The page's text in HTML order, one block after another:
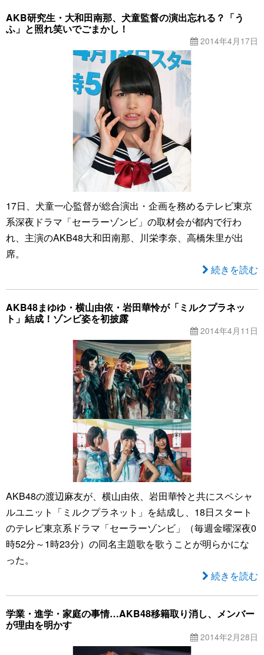
AKB研究生・大和田南那、犬童監督の演出忘れる？「う
ふ」と照れ笑いでごまかし！
2014年4月17日
17日、犬童一心監督が総合演出・企画を務めるテレビ東京
系深夜ドラマ「セーラーゾンビ」の取材会が都内で行わ
れ、主演のAKB48大和田南那、川栄李奈、高橋朱里が出
席。
続きを読む
AKB48まゆゆ・横山由依・岩田華怜が「ミルクプラネッ
ト」結成！ゾンビ姿を初披露
2014年4月11日
AKB48の渡辺麻友が、横山由依、岩田華怜と共にスペシャ
ルユニット「ミルクプラネット」を結成し、18日スタート
のテレビ東京系ドラマ「セーラーゾンビ」（毎週金曜深夜0
時52分～1時23分）の同名主題歌を歌うことが明らかにな
った。
続きを読む
学業・進学・家庭の事情…AKB48移籍取り消し、メンバー
が理由を明かす
2014年2月28日